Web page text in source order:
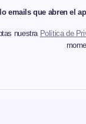
emails que abren el
nuestra Política de